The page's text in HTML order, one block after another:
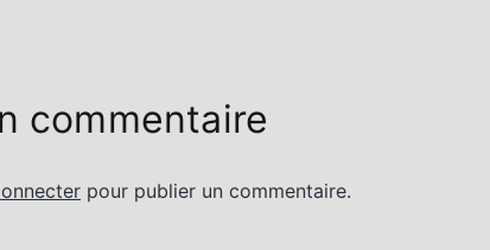
commentaire
pour publier un commentaire.